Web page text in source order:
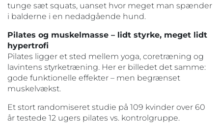
tunge sæt squats, uanset hvor meget man spænder
i balderne i en nedadgående hund.
Pilates og muskelmasse – lidt styrke, meget lidt
hypertrofi
Pilates ligger et sted mellem yoga, coretræning og
lavintens styrketræning. Her er billedet det samme:
gode funktionelle effekter – men begrænset
muskelvækst.
Et stort randomiseret studie på 109 kvinder over 60
år testede 12 ugers pilates vs. kontrolgruppe.